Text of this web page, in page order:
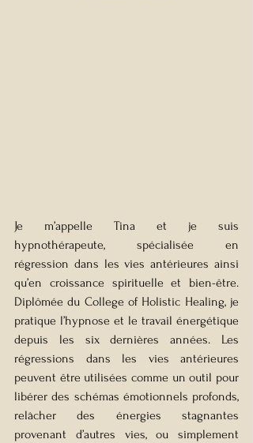
Je m’appelle Tina et je suis
hypnothérapeute, spécialisée en
régression dans les vies antérieures ainsi
qu’en croissance spirituelle et bien-être.
Diplômée du College of Holistic Healing, je
pratique l’hypnose et le travail énergétique
depuis les six dernières années. Les
régressions dans les vies antérieures
peuvent être utilisées comme un outil pour
libérer des schémas émotionnels profonds,
relâcher des énergies stagnantes
provenant d’autres vies, ou simplement